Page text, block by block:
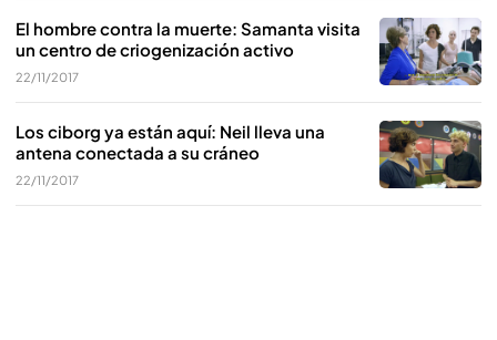
El hombre contra la muerte: Samanta visita
un centro de criogenización activo
22/11/2017
Los ciborg ya están aquí: Neil lleva una
antena conectada a su cráneo
22/11/2017